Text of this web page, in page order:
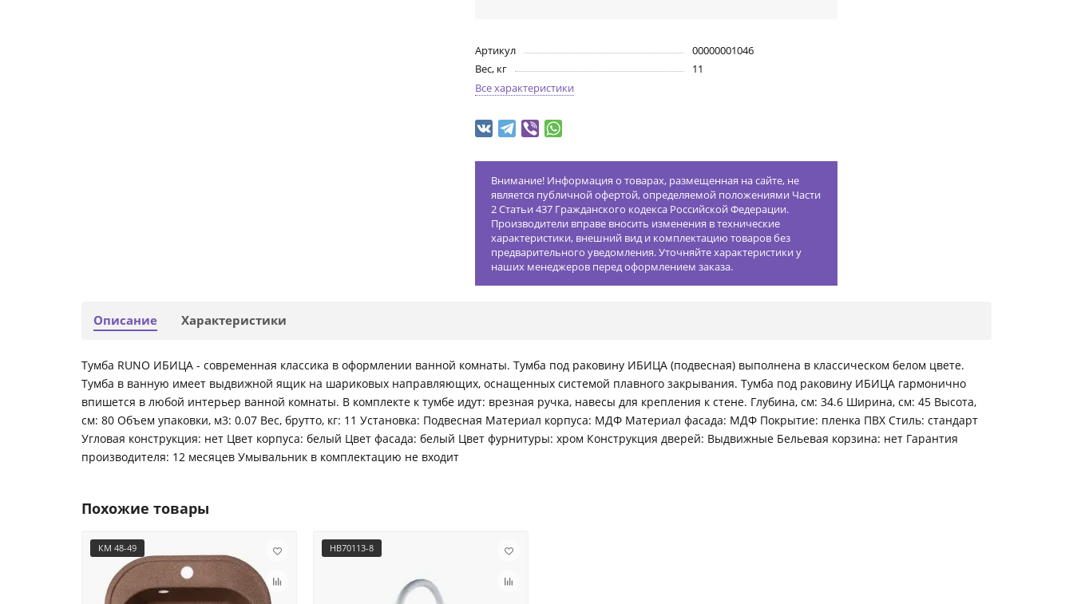
Артикул
00000001046
Вес, кг
11
Все характеристики
Внимание! Информация о товарах, размещенная на сайте, не
является публичной офертой, определяемой положениями Части
2 Статьи 437 Гражданского кодекса Российской Федерации.
Производители вправе вносить изменения в технические
характеристики, внешний вид и комплектацию товаров без
предварительного уведомления. Уточняйте характеристики у
наших менеджеров перед оформлением заказа.
Описание Характеристики
Тумба RUNO ИБИЦА - современная классика в оформлении ванной комнаты. Тумба под раковину ИБИЦА (подвесная) выполнена в классическом белом цвете.
Тумба в ванную имеет выдвижной ящик на шариковых направляющих, оснащенных системой плавного закрывания. Тумба под раковину ИБИЦА гармонично
впишется в любой интерьер ванной комнаты. В комплекте к тумбе идут: врезная ручка, навесы для крепления к стене. Глубина, см: 34.6 Ширина, см: 45 Высота,
см: 80 Объем упаковки, м3: 0.07 Вес, брутто, кг: 11 Установка: Подвесная Материал корпуса: МДФ Материал фасада: МДФ Покрытие: пленка ПВХ Стиль: стандарт
Угловая конструкция: нет Цвет корпуса: белый Цвет фасада: белый Цвет фурнитуры: хром Конструкция дверей: Выдвижные Бельевая корзина: нет Гарантия
производителя: 12 месяцев Умывальник в комплектацию не входит
Похожие товары
КМ 48-49 HB70113-8